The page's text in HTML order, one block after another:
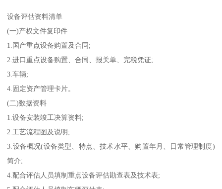
设备评估资料清单
(一)产权文件复印件
1.国产重点设备购置及合同;
2.进口重点设备购置、合同、报关单、完税凭证;
3.车辆;
4.固定资产管理卡片。
(二)数据资料
1.设备安装竣工决算资料;
2.工艺流程图及说明;
3.设备概况(设备类型、特点、技术水平、购置年月、日常管理制度)
简介;
4.配合评估人员填制重点设备评估勘查表及技术表;